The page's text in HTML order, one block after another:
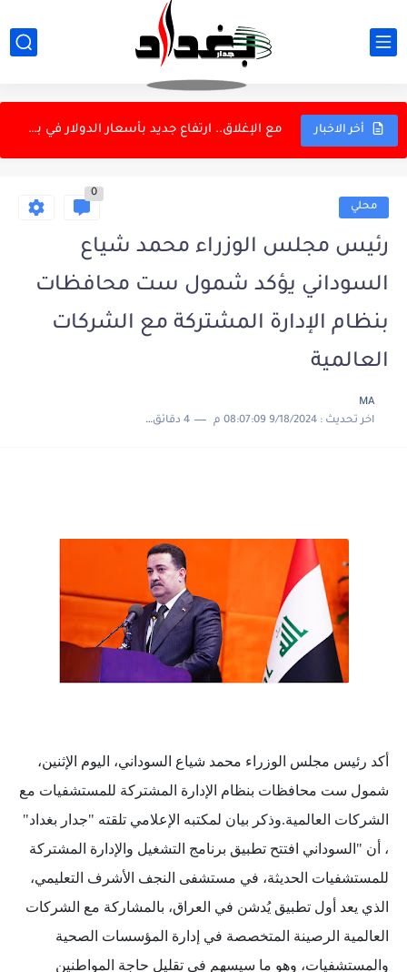
أخر الاخبار
انقلاب صهريج نفط واحتراق مركبات في الشعلة
مع الإغلاق.. ارتفاع جديد بأسعار الدولار في بغداد
لدعم البطاقة التموينية.. التجارة: أسطول النقل البري ينجز نقل 7000... محلي
0
رئيس مجلس الوزراء محمد شياع
السوداني يؤكد شمول ست محافظات
بنظام الإدارة المشتركة مع الشركات
العالمية
MA
اخر تحديث :9/18/2024 08:07:09 م 4 دقائق للقراءة
أكد رئيس مجلس الوزراء محمد شياع السوداني، اليوم الإثنين،
شمول ست محافظات بنظام الإدارة المشتركة للمستشفيات مع
الشركات العالمية.وذكر بيان لمكتبه الإعلامي تلقته "جدار بغداد"
، أن "السوداني افتتح تطبيق برنامج التشغيل والإدارة المشتركة
للمستشفيات الحديثة، في مستشفى النجف الأشرف التعليمي،
الذي يعد أول تطبيق يُدشن في العراق، بالمشاركة مع الشركات
العالمية الرصينة المتخصصة في إدارة المؤسسات الصحية
والمستشفيات، وهو ما سيسهم في تقليل حاجة المواطنين